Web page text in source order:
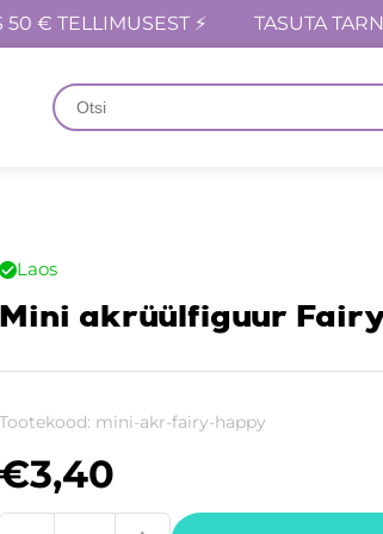
50 € TELLIMUSEST ⚡ TASUTA
Laos
Mini akrüülfiguur
Tootekood: mini-akr-fairy-happy
€3,40